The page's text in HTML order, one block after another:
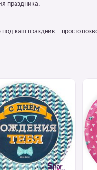
праздника.
ваш праздник – просто